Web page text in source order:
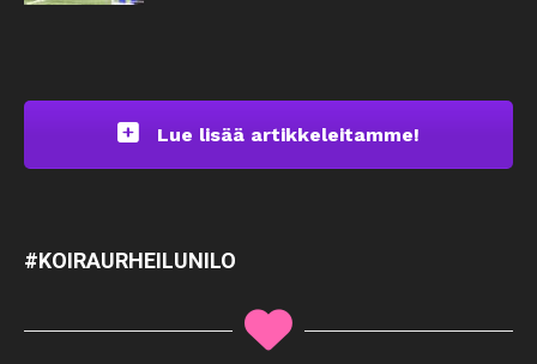
Lue lisää artikkeleitamme!
#KOIRAURHEILUNILO